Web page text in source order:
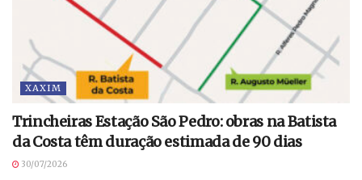
XAXIM
Trincheiras Estação São Pedro: obras na Batista
da Costa têm duração estimada de 90 dias
30/07/2026